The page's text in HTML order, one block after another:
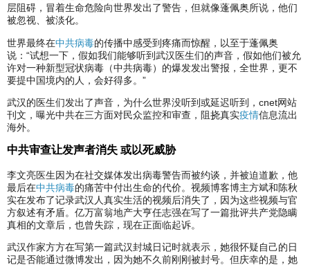
层阻碍，冒着生命危险向世界发出了警告，但就像蓬佩奥所说，他们
被忽视、被淡化。
世界最终在中共病毒的传播中感受到疼痛而惊醒，以至于蓬佩奥
说：“试想一下，假如我们能够听到武汉医生们的声音，假如他们被允
许对一种新型冠状病毒（中共病毒）的爆发发出警报，全世界，更不
要提中国境内的人，会好得多。”
武汉的医生们发出了声音，为什么世界没听到或延迟听到，cnet网站
刊文，曝光中共在三方面对民众监控和审查，阻挠真实疫情信息流出
海外。
中共审查让发声者消失 或以死威胁
李文亮医生因为在社交媒体发出病毒警告而被约谈，并被迫道歉，他
最后在中共病毒的痛苦中付出生命的代价。视频博客博主方斌和陈秋
实在发布了记录武汉人真实生活的视频后消失了，因为这些视频与官
方叙述有矛盾。亿万富翁地产大亨任志强在写了一篇批评共产党隐瞒
真相的文章后，也曾失踪，现在正面临起诉。
武汉作家方方在写第一篇武汉封城日记时就表示，她很怀疑自己的日
记是否能通过微博发出，因为她不久前刚刚被封号。但庆幸的是，她